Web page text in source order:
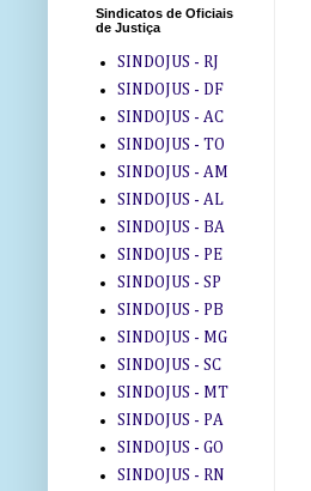
Sindicatos de Oficiais
de Justiça
SINDOJUS - RJ
SINDOJUS - DF
SINDOJUS - AC
SINDOJUS - TO
SINDOJUS - AM
SINDOJUS - AL
SINDOJUS - BA
SINDOJUS - PE
SINDOJUS - SP
SINDOJUS - PB
SINDOJUS - MG
SINDOJUS - SC
SINDOJUS - MT
SINDOJUS - PA
SINDOJUS - GO
SINDOJUS - RN